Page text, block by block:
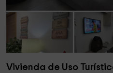
Vivienda de Uso